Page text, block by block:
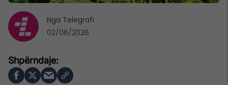
Nga Telegrafi
02/06/2026